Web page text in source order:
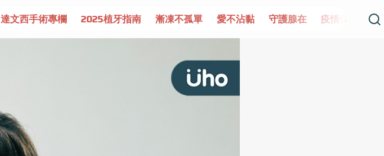
2025植牙指南 漸凍不孤單 愛不沾黏 守護腺在 疫情保衛戰 再生醫學 愛的